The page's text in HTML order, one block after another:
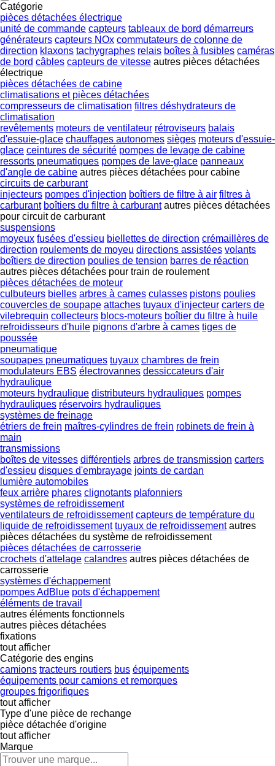
Catégorie
pièces détachées électrique
unité de commande capteurs tableaux de bord démarreurs
générateurs capteurs NOx commutateurs de colonne de
direction klaxons tachygraphes relais boîtes à fusibles caméras
de bord câbles capteurs de vitesse autres pièces détachées
électrique
pièces détachées de cabine
climatisations et pièces détachées
compresseurs de climatisation filtres déshydrateurs de
climatisation
revêtements moteurs de ventilateur rétroviseurs balais
d'essuie-glace chauffages autonomes sièges moteurs d'essuie-
glace ceintures de sécurité pompes de levage de cabine
ressorts pneumatiques pompes de lave-glace panneaux
d'angle de cabine autres pièces détachées pour cabine
circuits de carburant
injecteurs pompes d'injection boîtiers de filtre à air filtres à
carburant boîtiers du filtre à carburant autres pièces détachées
pour circuit de carburant
suspensions
moyeux fusées d'essieu biellettes de direction crémaillères de
direction roulements de moyeu directions assistées volants
boîtiers de direction poulies de tension barres de réaction
autres pièces détachées pour train de roulement
pièces détachées de moteur
culbuteurs bielles arbres à cames culasses pistons poulies
couvercles de soupape attaches tuyaux d'injecteur carters de
vilebrequin collecteurs blocs-moteurs boîtier du filtre à huile
refroidisseurs d'huile pignons d'arbre à cames tiges de
poussée
pneumatique
soupapes pneumatiques tuyaux chambres de frein
modulateurs EBS électrovannes dessiccateurs d'air
hydraulique
moteurs hydraulique distributeurs hydrauliques pompes
hydrauliques réservoirs hydrauliques
systèmes de freinage
étriers de frein maîtres-cylindres de frein robinets de frein à
main
transmissions
boîtes de vitesses différentiels arbres de transmission carters
d'essieu disques d'embrayage joints de cardan
lumière automobiles
feux arrière phares clignotants plafonniers
systèmes de refroidissement
ventilateurs de refroidissement capteurs de température du
liquide de refroidissement tuyaux de refroidissement autres
pièces détachées du système de refroidissement
pièces détachées de carrosserie
crochets d'attelage calandres autres pièces détachées de
carrosserie
systèmes d'échappement
pompes AdBlue pots d'échappement
éléments de travail
autres éléments fonctionnels
autres pièces détachées
fixations
tout afficher
Catégorie des engins
camions tracteurs routiers bus équipements
équipements pour camions et remorques
groupes frigorifiques
tout afficher
Type d'une pièce de rechange
pièce détachée d'origine
tout afficher
Marque